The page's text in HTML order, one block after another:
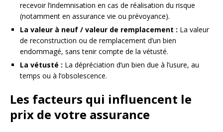
recevoir l’indemnisation en cas de réalisation du risque
(notamment en assurance vie ou prévoyance).
La valeur à neuf / valeur de remplacement : La valeur
de reconstruction ou de remplacement d’un bien
endommagé, sans tenir compte de la vétusté.
La vétusté : La dépréciation d’un bien due à l’usure, au
temps ou à l’obsolescence.
Les facteurs qui influencent le
prix de votre assurance